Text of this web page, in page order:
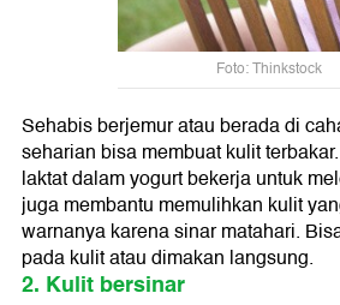
Foto: Thinkstock
Sehabis berjemur atau berada di
seharian bisa membuat kulit
laktat dalam yogurt bekerja untuk
juga membantu memulihkan kulit
warnanya karena sinar matahari.
pada kulit atau dimakan langsung.
2. Kulit bersinar